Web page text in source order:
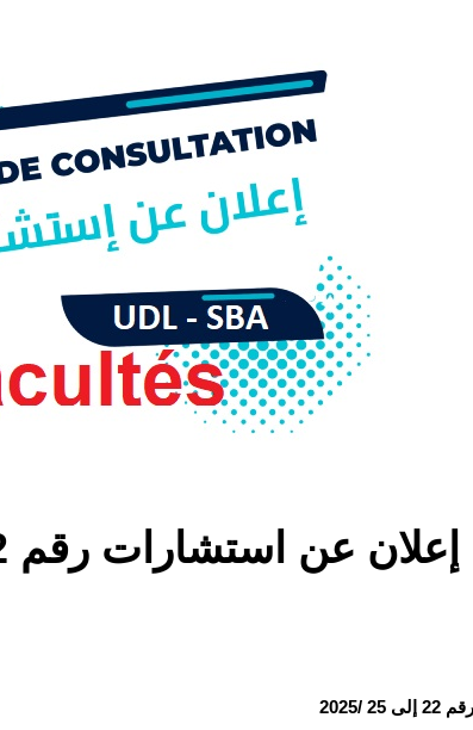
عن استشارات رقم 22 إلى 25 /2025